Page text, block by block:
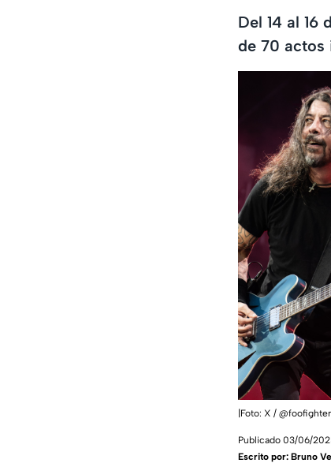
Del 14 al 16
de 70 actos
|Foto: X /
Publicado 03/06/
Escrito por: Bruno